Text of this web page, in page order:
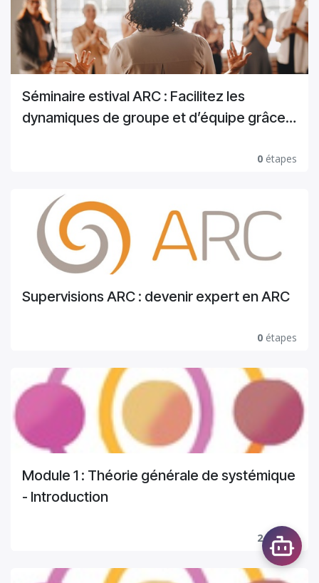
Séminaire estival ARC : Facilitez les
dynamiques de groupe et d’équipe grâce
0 étapes
Supervisions ARC : devenir expert en ARC
0 étapes
Module 1 : Théorie générale de systémique
- Introduction
2étapes